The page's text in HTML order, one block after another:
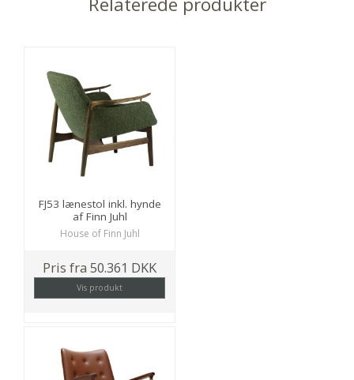
FJ53 lænestol inkl. hynde
af Finn Juhl
House of Finn Juhl
Pris fra 50.361 DKK
Vis produkt